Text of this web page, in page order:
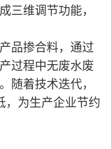
三维调节功能，
品掺合料，通过
过程中无废水废
随着技术迭代，
，为生产企业节约